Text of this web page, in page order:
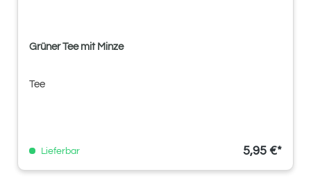
Grüner Tee mit Minze
Tee
Lieferbar 5,95 €*